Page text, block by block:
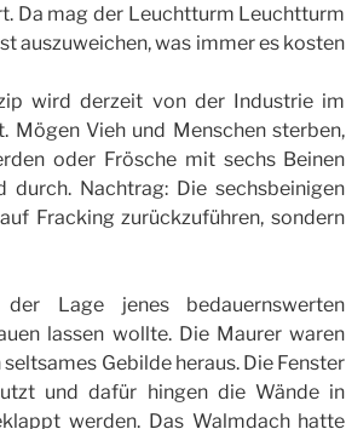
Da mag der Leuchtturm Leuchtturm
auszuweichen, was immer es kosten
wird derzeit von der Industrie im
Mögen Vieh und Menschen sterben,
oder Frösche mit sechs Beinen
durch. Nachtrag: Die sechsbeinigen
Fracking zurückzuführen, sondern
Lage jenes bedauernswerten
lassen wollte. Die Maurer waren
Gebilde heraus. Die Fenster
und dafür hingen die Wände in
werden. Das Walmdach hatte